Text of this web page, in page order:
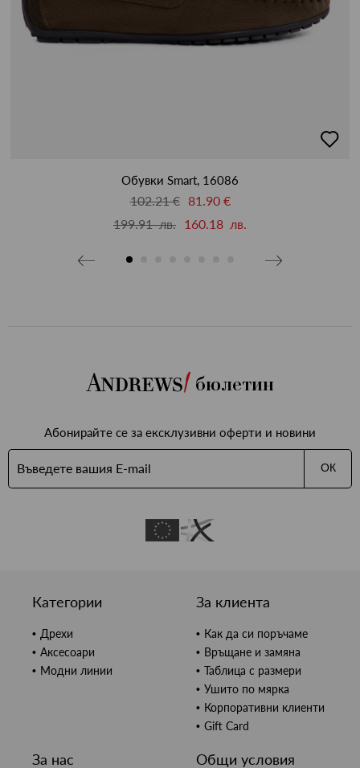
в
Обувки Smart, 16086
102.21 €
81.90 €
199.91 лв. 160.18 лв.
бюлетин
Абонирайте се за ексклузивни оферти и новини
ОК
Категории
Дрехи
Аксесоари
Модни линии
За клиента
Как да си поръчаме
Връщане и замяна
Таблица с размери
Ушито по мярка
Корпоративни клиенти
Gift Card
За нас Общи условия